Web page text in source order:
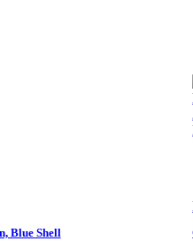
Blue Shell